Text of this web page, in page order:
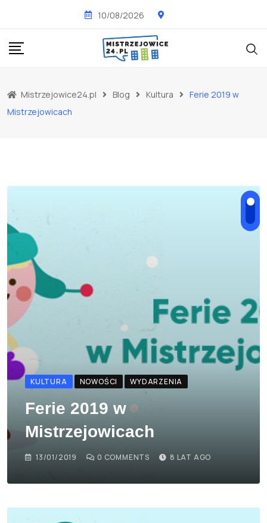
content
10/08/2026
Mistrzejowice24.pl Blog Kultura
Ferie 2019 w
Mistrzejowicach
KULTURA NOWOŚCI WYDARZENIA
Ferie 2019 w
Mistrzejowicach
13/01/2019 0 COMMENTS 8 LAT AGO